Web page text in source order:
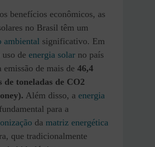
benefícios econômicos, as
no Brasil têm um
ambiental significativo. Em
de energia solar no país
emissão de mais de 46,4
de toneladas de CO2​
Além disso, a energia
para a
da matriz energética
que tradicionalmente